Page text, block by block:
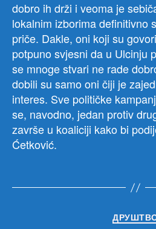
dobro ih drži i veoma je
lokalnim izborima definitivno
priče. Dakle, oni koji su
potpuno svjesni da u Ulcinju
se mnoge stvari ne rade
dobili su samo oni čiji je
interes. Sve političke
se, navodno, jedan protiv
završe u koaliciji kako bi
Ćetković.